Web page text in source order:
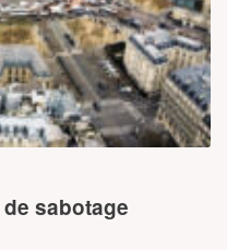
sabotage